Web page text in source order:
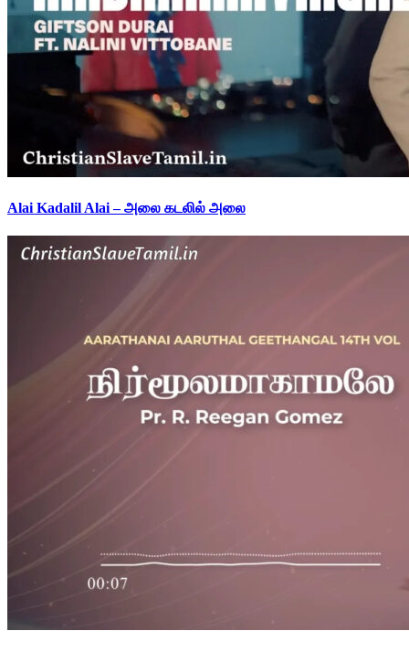
Alai Kadalil Alai – அலை கடலில் அலை